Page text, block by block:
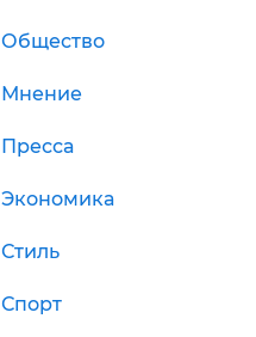
Общество
Мнение
Пресса
Экономика
Стиль
Спорт